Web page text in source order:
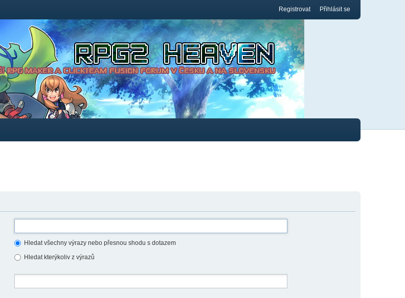
Registrovat Přihlásit se
Hledat všechny výrazy nebo přesnou shodu s dotazem
Hledat kterýkoliv z výrazů